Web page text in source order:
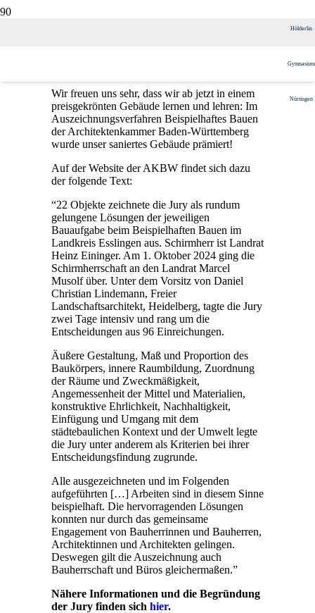
Hölderlin
Gymnasium
Nürtingen
Wir freuen uns sehr, dass wir ab jetzt in einem
preisgekrönten Gebäude lernen und lehren: Im
Auszeichnungsverfahren Beispielhaftes Bauen
der Architektenkammer Baden-Württemberg
wurde unser saniertes Gebäude prämiert!
Auf der Website der AKBW findet sich dazu
der folgende Text:
“22 Objekte zeichnete die Jury als rundum
gelungene Lösungen der jeweiligen
Bauaufgabe beim Beispielhaften Bauen im
Landkreis Esslingen aus. Schirmherr ist Landrat
Heinz Eininger. Am 1. Oktober 2024 ging die
Schirmherrschaft an den Landrat Marcel
Musolf über. Unter dem Vorsitz von Daniel
Christian Lindemann, Freier
Landschaftsarchitekt, Heidelberg, tagte die Jury
zwei Tage intensiv und rang um die
Entscheidungen aus 96 Einreichungen.
Äußere Gestaltung, Maß und Proportion des
Baukörpers, innere Raumbildung, Zuordnung
der Räume und Zweckmäßigkeit,
Angemessenheit der Mittel und Materialien,
konstruktive Ehrlichkeit, Nachhaltigkeit,
Einfügung und Umgang mit dem
städtebaulichen Kontext und der Umwelt legte
die Jury unter anderem als Kriterien bei ihrer
Entscheidungsfindung zugrunde.
Alle ausgezeichneten und im Folgenden
aufgeführten […] Arbeiten sind in diesem Sinne
beispielhaft. Die hervorragenden Lösungen
konnten nur durch das gemeinsame
Engagement von Bauherrinnen und Bauherren,
Architektinnen und Architekten gelingen.
Deswegen gilt die Auszeichnung auch
Bauherrschaft und Büros gleichermaßen.”
Nähere Informationen und die Begründung
der Jury finden sich hier.